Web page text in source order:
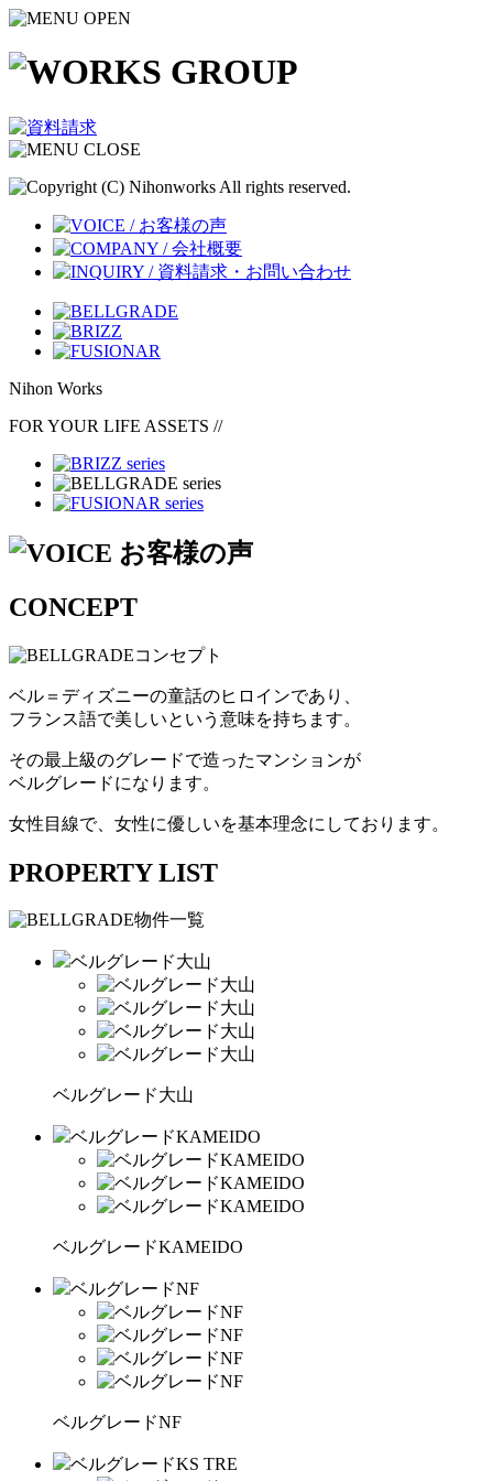
Nihon Works
FOR YOUR LIFE ASSETS //
CONCEPT
コンセプト
ベル＝ディズニーの童話のヒロインであり、
フランス語で美しいという意味を持ちます。
その最上級のグレードで造ったマンションが
ベルグレードになります。
女性目線で、女性に優しいを基本理念にしております。
PROPERTY LIST
物件一覧
ベルグレード大山
ベルグレード大山
ベルグレードKAMEIDO
ベルグレードKAMEIDO
ベルグレードNF
ベルグレードNF
ベルグレードKS TRE